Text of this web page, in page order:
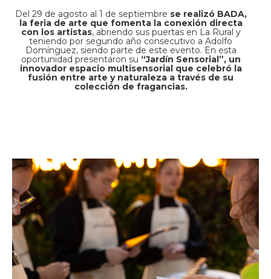
Del 29 de agosto al 1 de septiembrese realizó BADA,
la feria de arte que fomenta la conexión directa
con los artistas , abriendo sus puertas en La Rural y
teniendo por segundo año consecutivo a Adolfo
Domínguez, siendo parte de este evento. En esta
oportunidad presentaron su“Jardín Sensorial”, un
innovador espacio multisensorial que celebró la
fusión entre arte y naturaleza a través de su
colección de fragancias.